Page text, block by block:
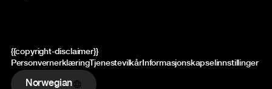
{{copyright-disclaimer}}
PersonvernerklæringTjenestevilkårInformasjonskapselinnstillinger
Norwegian